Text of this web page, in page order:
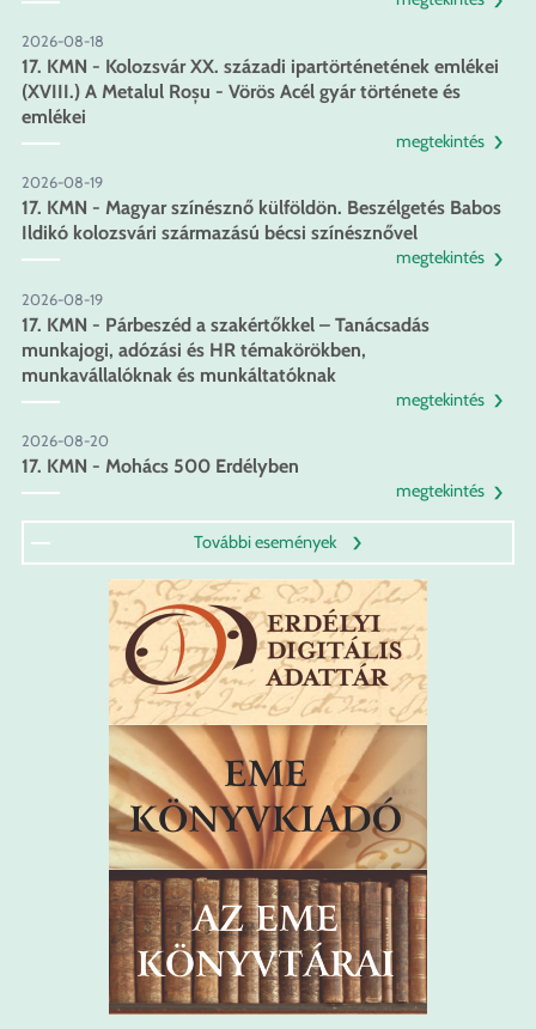
2026-08-18
17. KMN - Kolozsvár XX. századi ipartörténetének emlékei
(XVIII.) A Metalul Roșu - Vörös Acél gyár története és
emlékei
megtekintés
2026-08-19
17. KMN - Magyar színésznő külföldön. Beszélgetés Babos
Ildikó kolozsvári származású bécsi színésznővel
megtekintés
2026-08-19
17. KMN - Párbeszéd a szakértőkkel – Tanácsadás
munkajogi, adózási és HR témakörökben,
munkavállalóknak és munkáltatóknak
megtekintés
2026-08-20
17. KMN - Mohács 500 Erdélyben
megtekintés
További események